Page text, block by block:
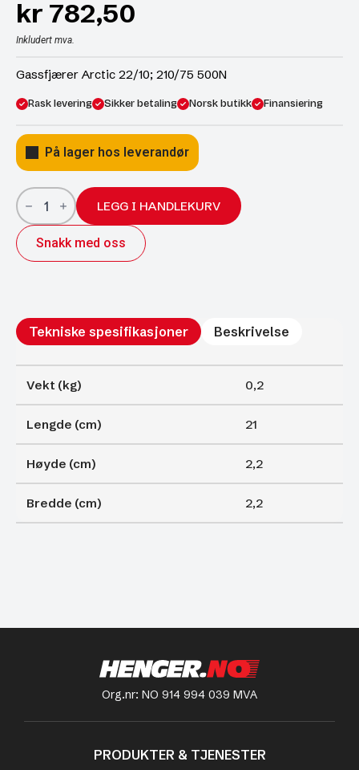
kr 782,50
Inkludert mva.
Gassfjærer Arctic 22/10; 210/75 500N
Rask levering Sikker betaling Norsk butikk Finansiering
På lager hos leverandør
Gassfjærer
Arctic
22/10;
210/75
500N
antall
LEGG I HANDLEKURV
Snakk med oss
Tekniske spesifikasjoner Beskrivelse
Vekt (kg) 0,2
Lengde (cm) 21
Høyde (cm) 2,2
Bredde (cm) 2,2
Org.nr: NO 914 994 039 MVA
PRODUKTER & TJENESTER